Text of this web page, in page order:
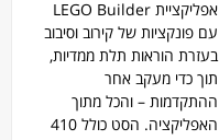
אפליקציית
LEGO Builder
עם פונקציות של קירוב וסיבוב
בעזרת הוראות תלת ממדיות,
תוך כדי מעקב אחר
ההתקדמות – והכל מתוך
האפליקציה. הסט כולל 410